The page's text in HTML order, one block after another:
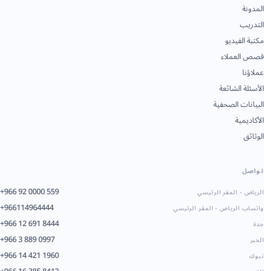
المدونة
التدريب
مكتبة الفيديو
قصص العملاء
عملاؤنا
الأسئلة الشائعة
البيانات الصحفية
الأكاديمية
الوثائق
تواصل
+966 92 0000 559 الرياض - المقر الرئيسي
+966114964444 واتساب الرياض - المقر الرئيسي
+966 12 691 8444 جدة
+966 3 889 0997 الخبر
+966 14 421 1960 تبوك